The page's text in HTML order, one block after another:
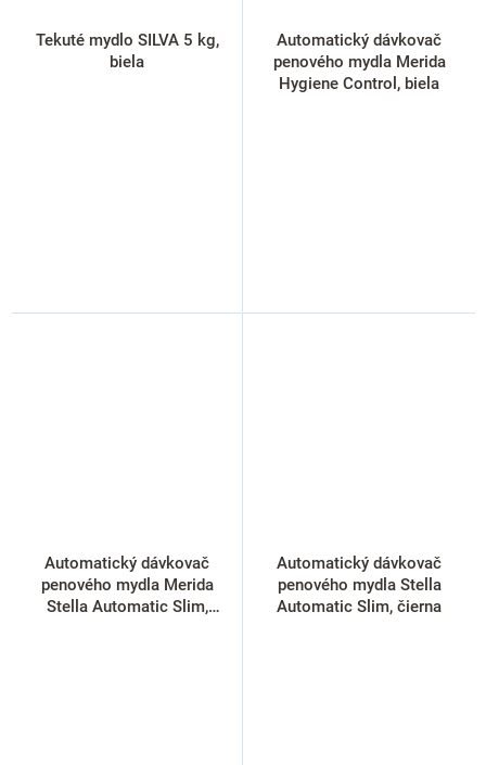
Tekuté mydlo SILVA 5 kg,
biela
Automatický dávkovač
penového mydla Merida
Hygiene Control, biela
Automatický dávkovač
penového mydla Merida
Stella Automatic Slim,
Automatický dávkovač
penového mydla Stella
Automatic Slim, čierna